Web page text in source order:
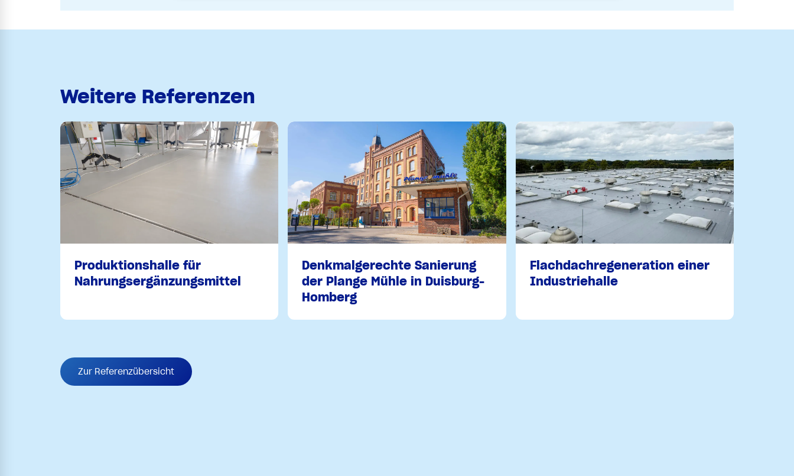
Weitere Referenzen
Produktionshalle für
Nahrungsergänzungsmittel
Denkmalgerechte Sanierung
der Plange Mühle in Duisburg-
Homberg
Flachdachregeneration einer
Industriehalle
Zur Referenzübersicht